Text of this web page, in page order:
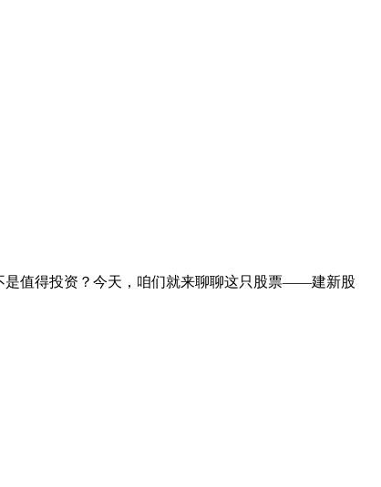
是值得投资？今天，咱们就来聊聊这只股票——建新股